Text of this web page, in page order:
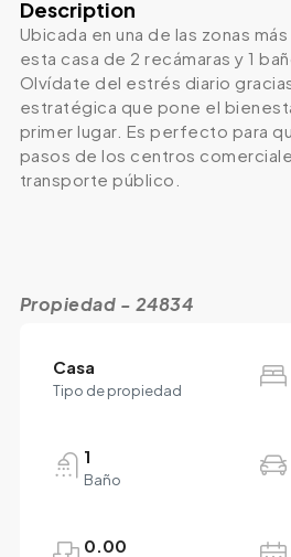
Description
Ubicada en una de las zonas
esta casa de 2 recámaras y 1
Olvídate del estrés diario
estratégica que pone el
primer lugar. Es perfecto para
pasos de los centros
transporte público.
Propiedad - 24834
Casa
Tipo de propiedad
1
Baño
0.00